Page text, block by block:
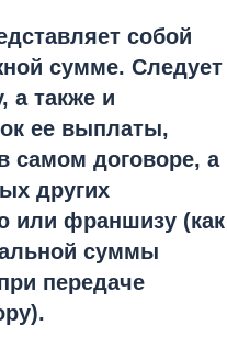
собой
сумме. Следует
а также и
ее выплаты,
самом договоре, а
других
или франшизу (как
суммы
передаче